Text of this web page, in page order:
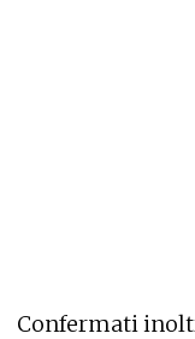
Confermati